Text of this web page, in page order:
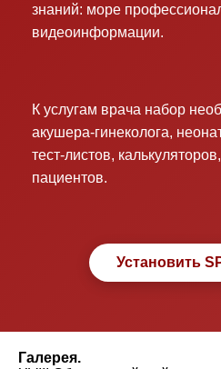
знаний: море
видеоинформации.
К услугам врача набор
акушера-гинеколога,
тест-листов,
пациентов.
Установить
Галерея.